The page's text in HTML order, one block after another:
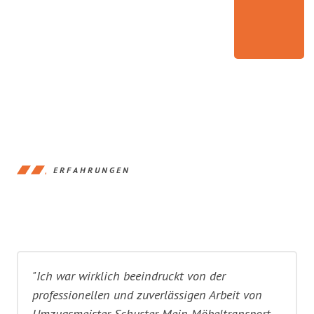
ERFAHRUNGEN
"Ich war wirklich beeindruckt von der
professionellen und zuverlässigen Arbeit von